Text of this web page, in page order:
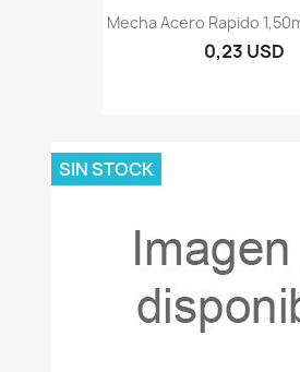
Mecha Acero Rapido
0,23 USD
SIN STOCK